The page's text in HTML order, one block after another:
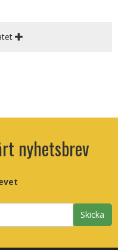
nyhetsbrev
Skicka